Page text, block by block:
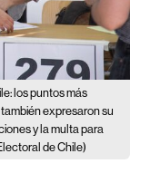
los puntos más
expresaron su
y la multa para
de Chile)